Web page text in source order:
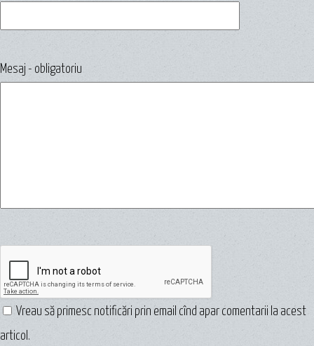
Mesaj - obligatoriu
Vreau să primesc notificări prin email cînd apar comentarii la acest
articol.